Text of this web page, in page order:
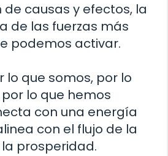
de causas y efectos, la
de las fuerzas más
podemos activar.
lo que somos, por lo
lo que hemos
con una energía
con el flujo de la
prosperidad.